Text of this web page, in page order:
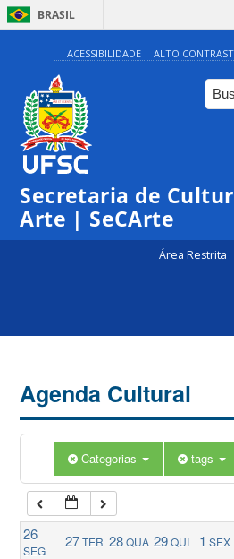
BRASIL
ACESSIBILIDADE ALTO
Secretaria de
Arte | SeCArte
Área Restrita
Agenda Cultural
Categorias tags
26
SEG
27TER 28QUA 29QUI 1 SEX